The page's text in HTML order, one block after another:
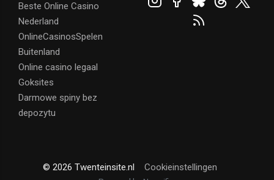
Beste Online Casino
Nederland
OnlineCasinosSpelen
Buitenland
Online casino legaal
Goksites
Darmowe spiny bez
depozytu
© 2026 Twenteinsite.nl Cookieinstellingen